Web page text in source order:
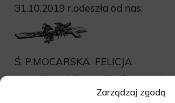
Zarządzaj zgodą
31.10.2019 r.odeszła od nas:
Ś. P.MOCARSKA FELICJA
Msza św.żałobna odbędzie się
godz.14:00 w kaplicy cmentarnej w